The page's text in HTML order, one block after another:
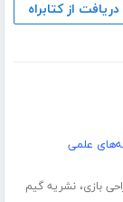
دریافت از کتابراه
علمی
بازی،نشریه گیم